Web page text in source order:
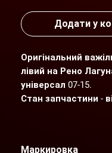
Додати у
Оригінальний
лівий на Рено
універсал 07-15.
Стан запчастини -
Маркировка